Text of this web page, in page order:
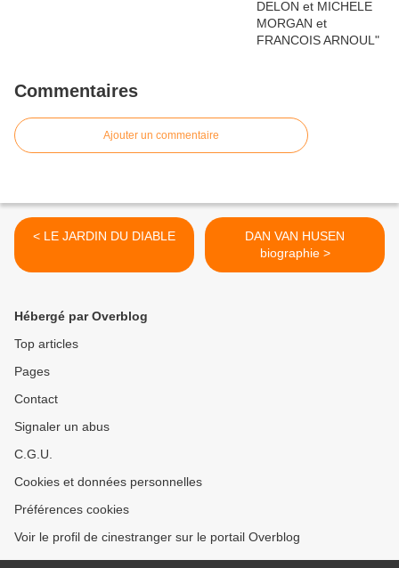
Commentaires
Ajouter un commentaire
< LE JARDIN DU DIABLE
DAN VAN HUSEN
biographie >
Hébergé par Overblog
Top articles
Pages
Contact
Signaler un abus
C.G.U.
Cookies et données personnelles
Préférences cookies
Voir le profil de cinestranger sur le portail Overblog